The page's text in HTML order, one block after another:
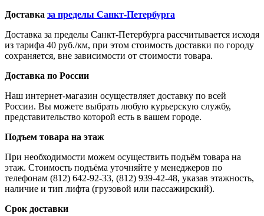
Доставка за пределы Санкт-Петербурга
Доставка за пределы Санкт-Петербурга рассчитывается исходя
из тарифа 40 руб./км, при этом стоимость доставки по городу
сохраняется, вне зависимости от стоимости товара.
Доставка по России
Наш интернет-магазин осуществляет доставку по всей
России. Вы можете выбрать любую курьерскую службу,
представительство которой есть в вашем городе.
Подъем товара на этаж
При необходимости можем осуществить подъём товара на
этаж. Стоимость подъёма уточняйте у менеджеров по
телефонам (812) 642-92-33, (812) 939-42-48, указав этажность,
наличие и тип лифта (грузовой или пассажирский).
Срок доставки